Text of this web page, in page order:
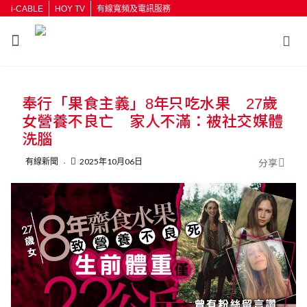
i-CABLE HOY TV 有線寬頻及電訊服務
按輸入鍵開始搜尋
奉行「果食主義」8年只吃水果 27歲
女營養不良亡 家人不滿：被社交媒體
洗腦
有線新聞 2025年10月06日 分享